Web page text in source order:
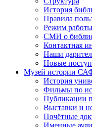
История
Правила
Режим работы
СМИ о
Контактная
Наши
Новые
Музей истории
История
Фильмы по
Публикации
Выставки и
Почётные